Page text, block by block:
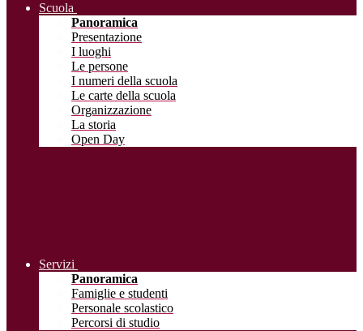
Scuola
Panoramica
Presentazione
I luoghi
Le persone
I numeri della scuola
Le carte della scuola
Organizzazione
La storia
Open Day
Servizi
Panoramica
Famiglie e studenti
Personale scolastico
Percorsi di studio